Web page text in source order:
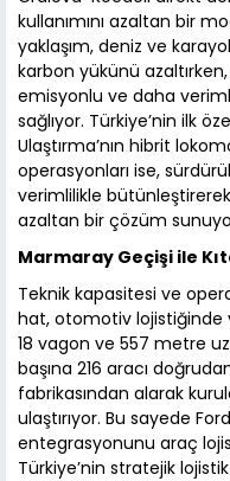
kullanımını azaltan bir
yaklaşım, deniz ve
karbon yükünü
emisyonlu ve daha
sağlıyor. Türkiye’nin ilk
Ulaştırma’nın hibrit
operasyonları ise,
verimlilikle
azaltan bir çözüm
Marmaray Geçişi ile
Teknik kapasitesi ve
hat, otomotiv lojistiğinde
18 vagon ve 557 metre
başına 216 aracı
fabrikasından alarak
ulaştırıyor. Bu sayede
entegrasyonunu araç
Türkiye’nin stratejik